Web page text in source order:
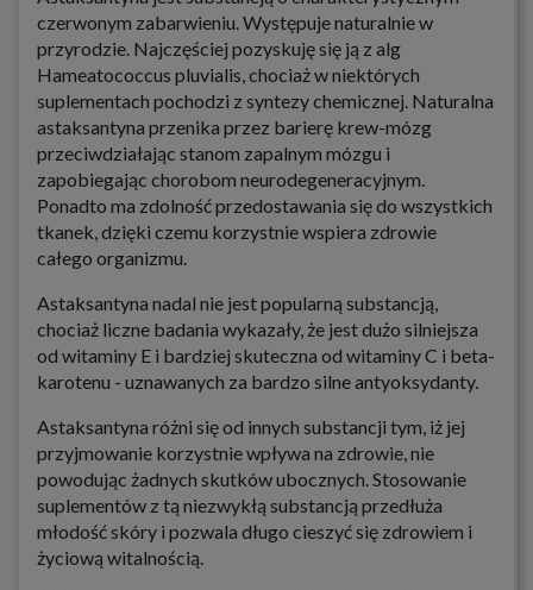
czerwonym zabarwieniu. Występuje naturalnie w
przyrodzie. Najczęściej pozyskuję się ją z alg
Hameatococcus pluvialis, chociaż w niektórych
suplementach pochodzi z syntezy chemicznej. Naturalna
astaksantyna przenika przez barierę krew-mózg
przeciwdziałając stanom zapalnym mózgu i
zapobiegając chorobom neurodegeneracyjnym.
Ponadto ma zdolność przedostawania się do wszystkich
tkanek, dzięki czemu korzystnie wspiera zdrowie
całego organizmu.
Astaksantyna nadal nie jest popularną substancją,
chociaż liczne badania wykazały, że jest dużo silniejsza
od witaminy E i bardziej skuteczna od witaminy C i beta-
karotenu - uznawanych za bardzo silne antyoksydanty.
Astaksantyna różni się od innych substancji tym, iż jej
przyjmowanie korzystnie wpływa na zdrowie, nie
powodując żadnych skutków ubocznych. Stosowanie
suplementów z tą niezwykłą substancją przedłuża
młodość skóry i pozwala długo cieszyć się zdrowiem i
życiową witalnością.